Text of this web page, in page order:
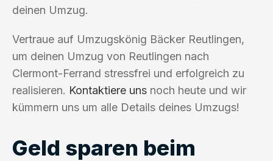
deinen Umzug.
Vertraue auf Umzugskönig Bäcker Reutlingen,
um deinen Umzug von Reutlingen nach
Clermont-Ferrand stressfrei und erfolgreich zu
realisieren. Kontaktiere uns noch heute und wir
kümmern uns um alle Details deines Umzugs!
Geld sparen beim